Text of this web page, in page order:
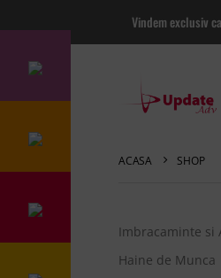
Vindem exclusiv
ACASA SHOP
Imbracaminte si
Haine de Munca